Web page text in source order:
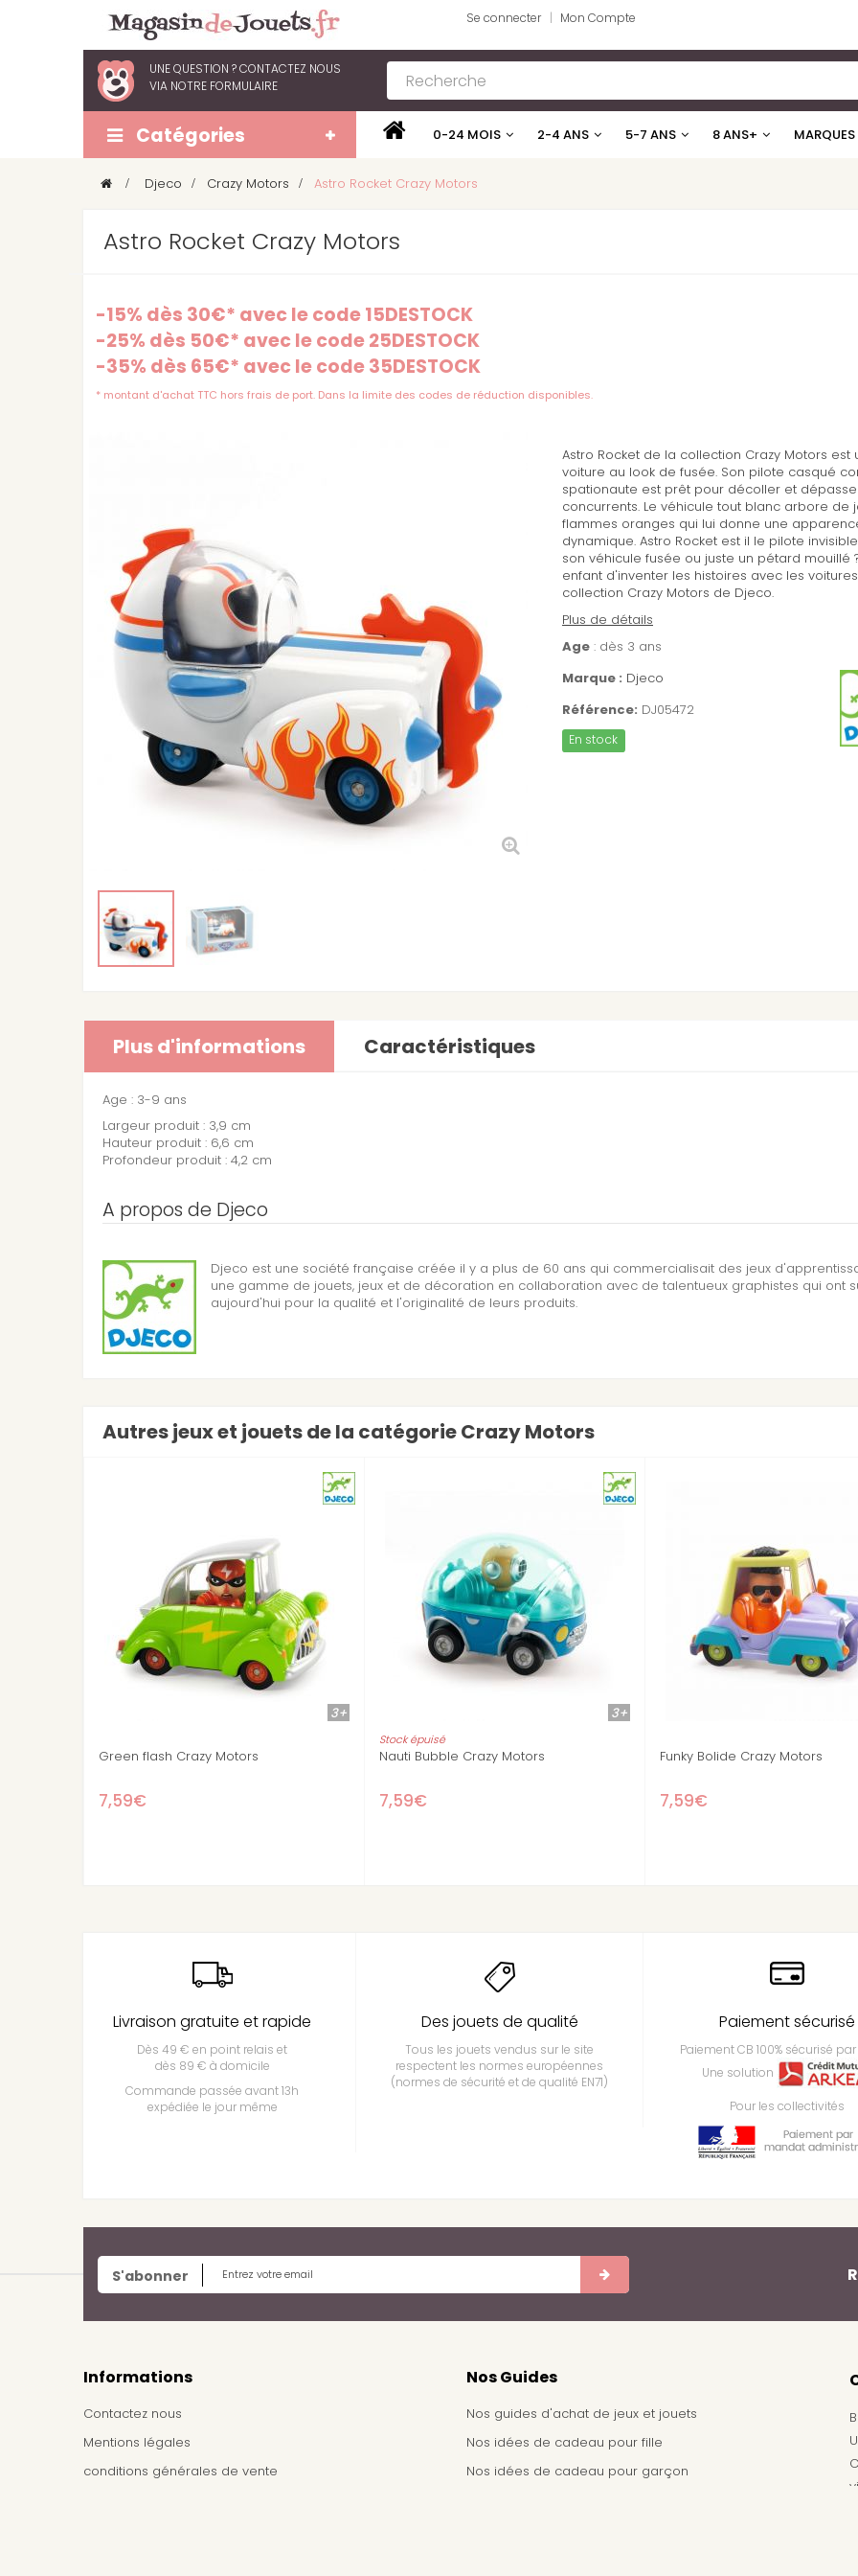
Se connecter Mon Compte
UNE QUESTION ?CONTACTEZ NOUS
VIA NOTRE FORMULAIRE
Catégories 0-24 MOIS 2-4 ANS 5-7 ANS 8 ANS+ MARQUES
> Djeco > Crazy Motors > Astro Rocket Crazy Motors
Astro Rocket Crazy Motors
-15% dès 30€* avec le code 15DESTOCK
-25% dès 50€* avec le code 25DESTOCK
-35% dès 65€* avec le code 35DESTOCK
* montant d'achat TTC hors frais de port. Dans la limite des codes de réduction disponibles.
Astro Rocket de la collection Crazy Motors est
voiture au look de fusée. Son pilote casqué
spationaute est prêt pour décoller et
concurrents. Le véhicule tout blanc arbore de
flammes oranges qui lui donne une
dynamique. Astro Rocket est il le pilote
son véhicule fusée ou juste un pétard mouillé
enfant d'inventer les histoires avec les
collection Crazy Motors de Djeco.
Plus de détails
Age : dès 3 ans
Marque : Djeco
Référence: DJ05472
En stock
Plus d'informations Caractéristiques
Age : 3-9 ans
Largeur produit : 3,9 cm
Hauteur produit : 6,6 cm
Profondeur produit : 4,2 cm
A propos de Djeco
Djeco est une société française créée il y a plus de 60 ans qui commercialisait des jeux
une gamme de jouets, jeux et de décoration en collaboration avec de talentueux graphistes qui ont
aujourd'hui pour la qualité et l'originalité de leurs produits.
Autres jeux et jouets de la catégorie Crazy Motors
Funky Bolide Crazy Motors
7,59€
Stock épuisé
Hurry Police Crazy Motors
7,59€
Taxi Joe Crazy Motors
7,59€
Livraison gratuite et rapide
Dès 49 € en point relais et
dès 89 € à domicile
Commande passée avant 13h
expédiée le jour même
Des jouets de qualité
Tous les jouets vendus sur le site
respectent les normes européennes
(normes de sécurité et de qualité EN71)
Paiement sécurisé
Paiement CB 100% sécurisé
Une solution
Pour les collectivités
S'abonner
Informations
Contactez nous
Mentions légales
conditions générales de vente
Nos Guides
Nos guides d'achat de jeux et jouets
Nos idées de cadeau pour fille
Nos idées de cadeau pour garçon